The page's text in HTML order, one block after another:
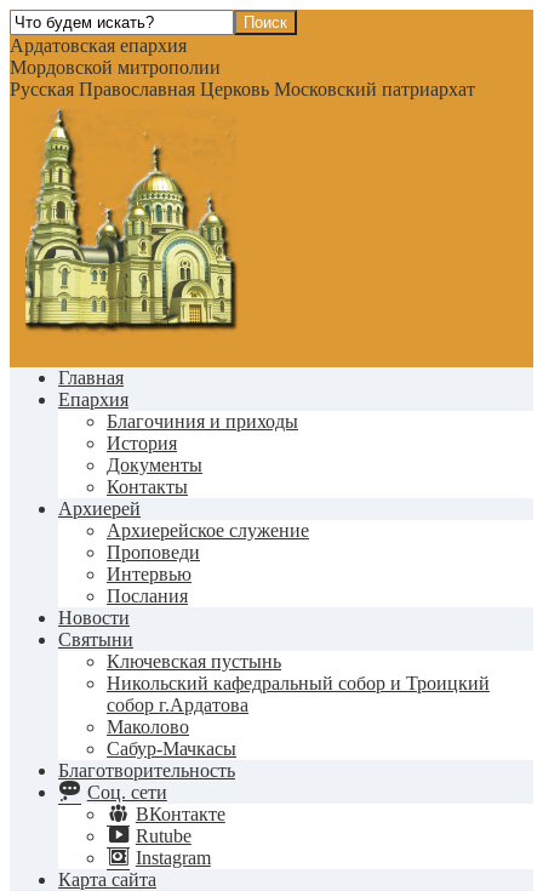
Ардатовская епархия
Мордовской митрополии
Русская Православная Церковь Московский патриархат
Главная
Епархия
Благочиния и приходы
История
Документы
Контакты
Архиерей
Архиерейское служение
Проповеди
Интервью
Послания
Новости
Святыни
Ключевская пустынь
Никольский кафедральный собор и Троицкий
собор г.Ардатова
Маколово
Сабур-Мачкасы
Благотворительность
Соц. сети
ВКонтакте
Rutube
Instagram
Карта сайта